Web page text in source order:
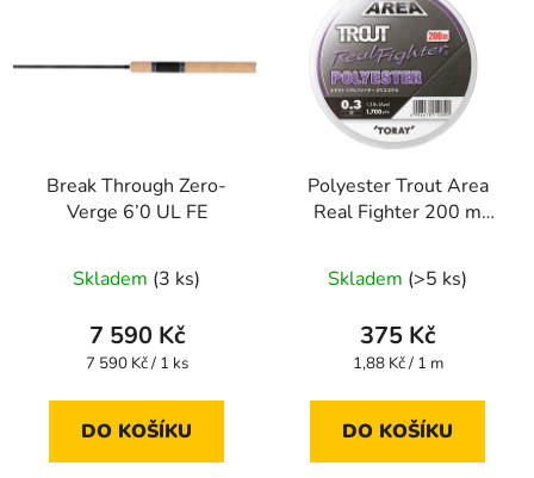
Break Through Zero-
Verge 6’0 UL FE
Skladem (3 ks)
7 590 Kč
Měrná
7 590 Kč / 1 ks
DO KOŠÍKU
Polyester Trout Area
Real Fighter 200 m
Skladem (>5 ks)
375 Kč
Měrná
1,88 Kč / 1 m
DO KOŠÍKU